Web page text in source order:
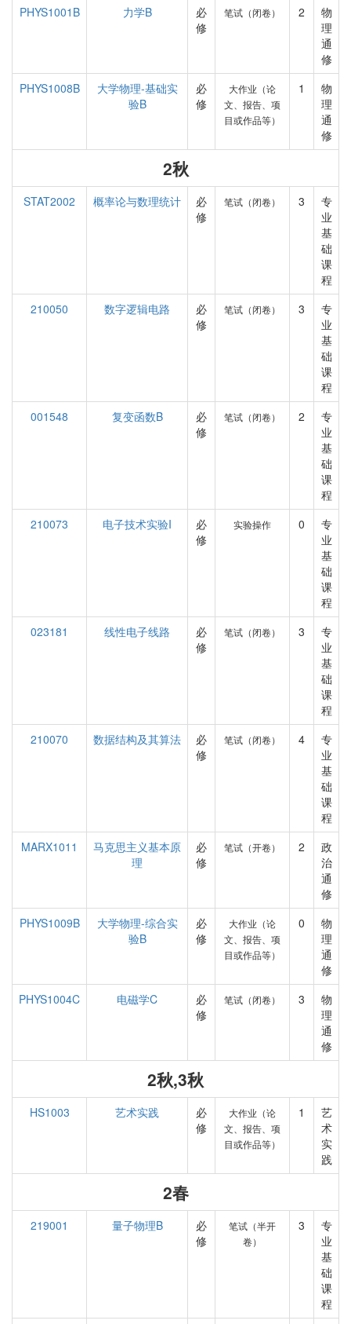
PHYS1001B 力学B
必
修
笔试（闭卷） 2
物
理
通
修
PHYS1008B
大学物理-基础实
验B
必
修
大作业（论
文、报告、项
目或作品等）
1
物
理
通
修
2秋
STAT2002 概率论与数理统计
必
修
笔试（闭卷） 3
专
业
基
础
课
程
210050
数字逻辑电路
必
修
笔试（闭卷） 3
专
业
基
础
课
程
001548
复变函数B
必
修
笔试（闭卷） 2
专
业
基
础
课
程
210073
电子技术实验I
必
修
实验操作 0
专
业
基
础
课
程
023181
线性电子线路
必
修
笔试（闭卷） 3
专
业
基
础
课
程
210070
数据结构及其算法
必
修
笔试（闭卷） 4
专
业
基
础
课
程
MARX1011
马克思主义基本原
理
必
修
笔试（开卷） 2
政
治
通
修
PHYS1009B
大学物理-综合实
验B
必
修
大作业（论
文、报告、项
目或作品等）
0
物
理
通
修
PHYS1004C
电磁学C
必
修
笔试（闭卷） 3
物
理
通
修
2秋,3秋
HS1003 艺术实践
必
修
大作业（论
文、报告、项
目或作品等）
1
艺
术
实
践
2春
219001 量子物理B
必
修
笔试（半开
卷）
3
专
业
基
础
课
程